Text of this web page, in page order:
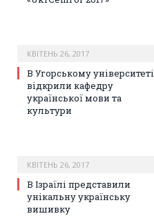
КВІТЕНЬ 26, 2017
В Угорському університеті
відкрили кафедру
української мови та
культури
КВІТЕНЬ 26, 2017
В Ізраїлі представили
унікальну українську
вишивку